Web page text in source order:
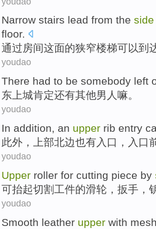
Narrow stairs lead from the side
floor.
通过房间这面的狭窄楼梯可以到
youdao
There had to be somebody left
东 上城肯定还有其他男人嘛。
youdao
In addition, an upper rib entry
此外 ， 上部北边也有入口 ，入口
youdao
Upper roller for cutting piece by
可抬起切割 工件的滑轮， 扳手 ，
youdao
Smooth leather upper with